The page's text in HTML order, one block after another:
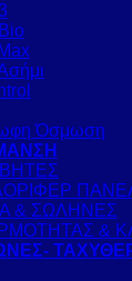
Όσμωση
& ΣΩΛΗΝΕΣ
&